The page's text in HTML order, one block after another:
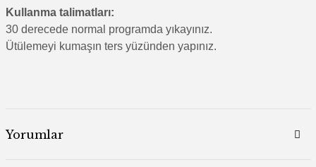
Kullanma talimatları:
30 derecede normal programda yıkayınız.
Ütülemeyi kumaşın ters yüzünden yapınız.
Yorumlar